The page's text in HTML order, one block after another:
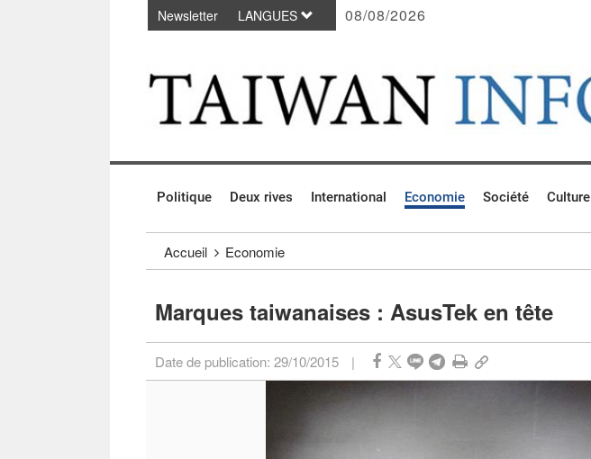
Passer au contenu principal
Newsletter LANGUES 08/08/2026
Politique Deux rives International Economie Société Culture
Accueil Economie
Marques taiwanaises : AsusTek en tête
Date de publication: 29/10/2015 |